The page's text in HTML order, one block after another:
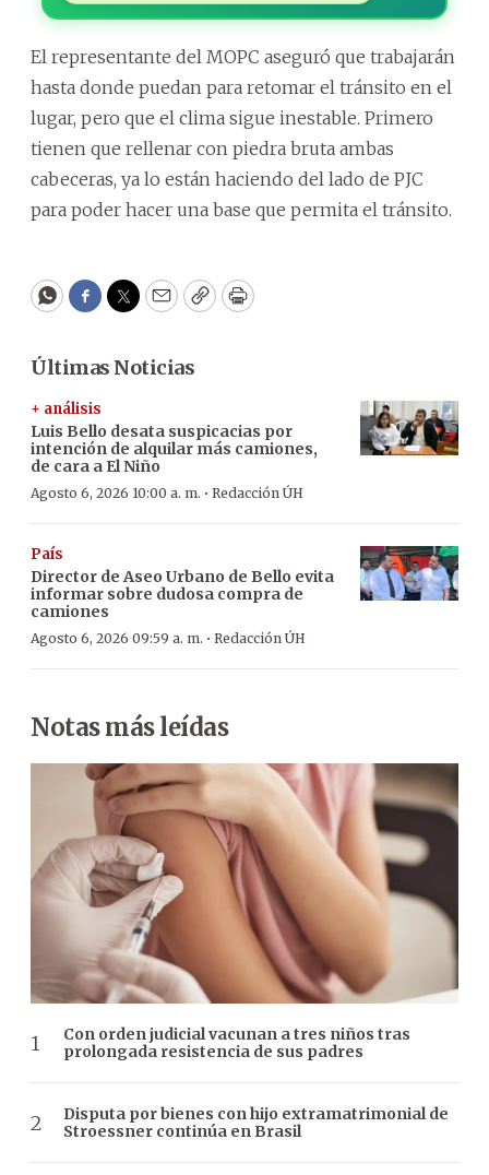
El representante del MOPC aseguró que trabajarán
hasta donde puedan para retomar el tránsito en el
lugar, pero que el clima sigue inestable. Primero
tienen que rellenar con piedra bruta ambas
cabeceras, ya lo están haciendo del lado de PJC
para poder hacer una base que permita el tránsito.
WhatsApp
Facebook
Twitter
EmailCopyPrint
Últimas Noticias
+ análisis
Luis Bello desata suspicacias por
intención de alquilar más camiones,
de cara a El Niño
Agosto 6, 2026 10:00 a. m. · Redacción ÚH
País
Director de Aseo Urbano de Bello evita
informar sobre dudosa compra de
camiones
Agosto 6, 2026 09:59 a. m. · Redacción ÚH
Notas más leídas
Con orden judicial vacunan a tres niños tras
prolongada resistencia de sus padres
Disputa por bienes con hijo extramatrimonial de
Stroessner continúa en Brasil